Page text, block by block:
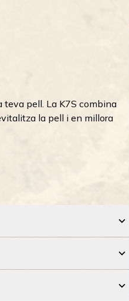
teva pell. La K7S combina
la pell i en millora